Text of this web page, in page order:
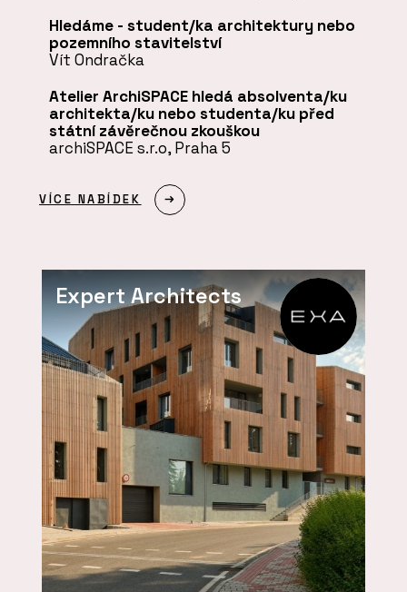
Hledáme - student/ka architektury nebo
pozemního stavitelství
Vít Ondračka
Atelier ArchiSPACE hledá absolventa/ku
architekta/ku nebo studenta/ku před
státní závěrečnou zkouškou
archiSPACE s.r.o, Praha 5
VÍCE NABÍDEK
Expert Architects